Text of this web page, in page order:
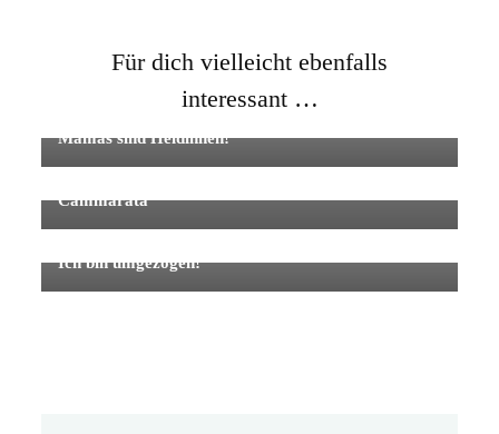
Für dich vielleicht ebenfalls
interessant …
Mamas sind Heldinnen!
Cammarata
Ich bin umgezogen!